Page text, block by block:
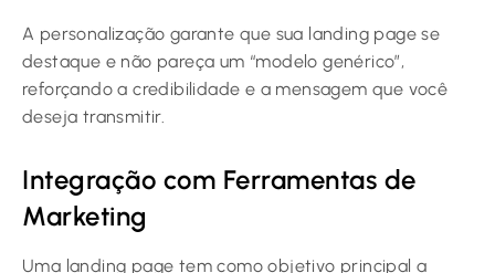
A personalização garante que sua landing page se
destaque e não pareça um “modelo genérico”,
reforçando a credibilidade e a mensagem que você
deseja transmitir.
Integração com Ferramentas de
Marketing
Uma landing page tem como objetivo principal a